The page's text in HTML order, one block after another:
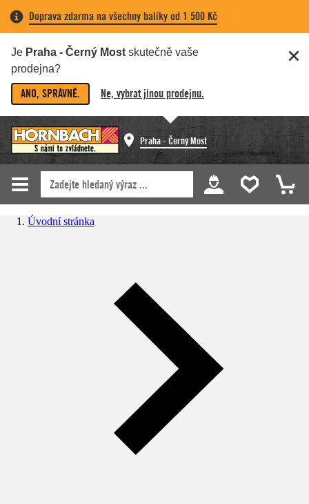
Doprava zdarma na všechny balíky od 1 500 Kč
Je Praha - Černý Most skutečně vaše
prodejna?
ANO, SPRÁVNĚ. Ne, vybrat jinou prodejnu.
Praha - Černý Most
Úvodní stránka